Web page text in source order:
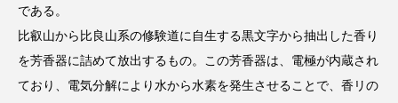
である。
比叡山から比良山系の修験道に自生する黒文字から抽出した香り
を芳香器に詰めて放出するもの。この芳香器は、電極が内蔵され
ており、電気分解により水から水素を発生させることで、香リの